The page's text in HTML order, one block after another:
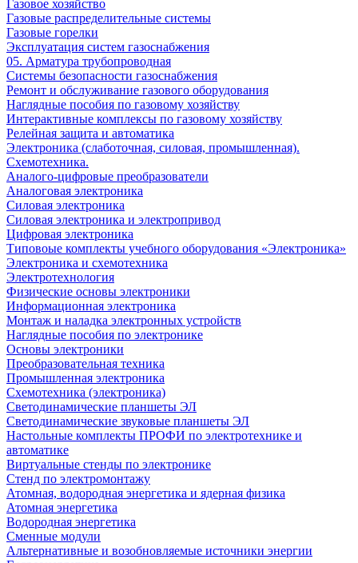
Газовое хозяйство
Газовые распределительные системы
Газовые горелки
Эксплуатация систем газоснабжения
05. Арматура трубопроводная
Системы безопасности газоснабжения
Ремонт и обслуживание газового оборудования
Наглядные пособия по газовому хозяйству
Интерактивные комплексы по газовому хозяйству
Релейная защита и автоматика
Электроника (слаботочная, силовая, промышленная).
Схемотехника.
Аналого-цифровые преобразователи
Аналоговая электроника
Cиловая электроника
Cиловая электроника и электропривод
Цифровая электроника
Типовоые комплекты учебного оборудования «Электроника»
Электроника и схемотехника
Электротехнология
Физические основы электроники
Информационная электроника
Монтаж и наладка электронных устройств
Наглядные пособия по электронике
Основы электроники
Преобразовательная техника
Промышленная электроника
Схемотехника (электроника)
Светодинамические планшеты ЭЛ
Светодинамические звуковые планшеты ЭЛ
Настольные комплекты ПРОФИ по электротехнике и
автоматике
Виртуальные стенды по электронике
Стенд по электромонтажу
Атомная, водородная энергетика и ядерная физика
Атомная энергетика
Водородная энергетика
Сменные модули
Альтернативные и возобновляемые источники энергии